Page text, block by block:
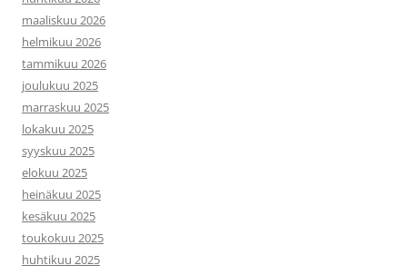
maaliskuu 2026
helmikuu 2026
tammikuu 2026
joulukuu 2025
marraskuu 2025
lokakuu 2025
syyskuu 2025
elokuu 2025
heinäkuu 2025
kesäkuu 2025
toukokuu 2025
huhtikuu 2025